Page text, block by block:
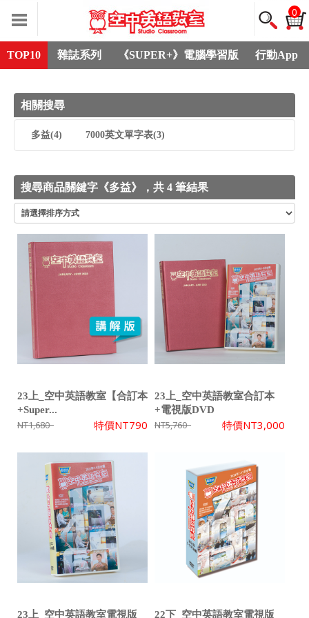
0
TOP10 雜誌系列 《SUPER+》電腦學習版 行動App
相關搜尋
多益(4) 7000英文單字表(3)
搜尋商品關鍵字《多益》，共 4 筆結果
23上_空中英語教室【合訂本
+Super...
NT1,680 特價NT790
23上_空中英語教室合訂本
+電視版DVD
NT5,760 特價NT3,000
23上_空中英語教室電視版 22下_空中英語教室電視版